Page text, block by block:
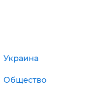
Украина
Общество